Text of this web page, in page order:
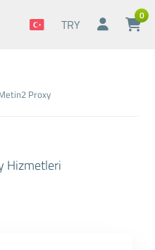
TRY
0
Proxy
Hizmetleri